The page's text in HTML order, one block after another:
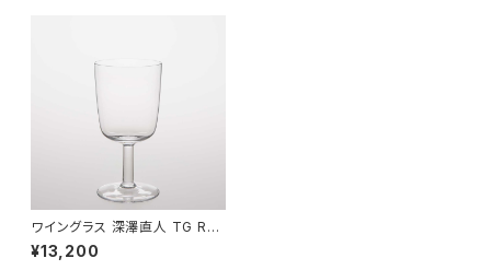
KIND BAG LONDON
tower
マザーズバッグ
パソコンケース
バッグアクセサリー
タオルハンガー
調理器具・調理小物
ディッシュラック
クッション・クッションカバー
玄関収納
ワイングラス 深澤直人 TG Re
d Wine Glass 250ml ティー
ジー 赤ワイングラス 250ml ク
¥13,200